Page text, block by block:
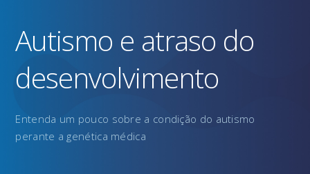
Autismo e atraso do
desenvolvimento
Entenda um pouco sobre a condição do autismo
perante a genética médica